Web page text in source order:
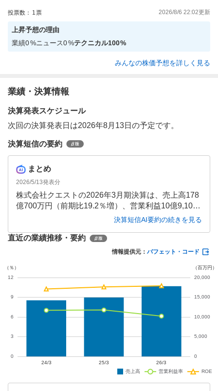
投票数： 1 票 2026/8/6 22:02更新
上昇予想の理由
業績0%ニュース0%テクニカル100%
みんなの株価予想を詳しく見る
業績・決算情報
決算発表スケジュール
次回の決算発表日は2026年8月13日の予定です。
決算短信の要約
まとめ
2026/5/13発表分
株式会社クエストの2026年3月期決算は、売上高178
億700万円（前期比19.2％増）、営業利益10億9,100
万円（同3.4％増）と増収増益を達成しました。半導
与し、将来投資を行いつつも収益性を維持していま
決算短信AI要約の続きを見る
直近の業績推移・要約
情報提供元： バフェット・コード